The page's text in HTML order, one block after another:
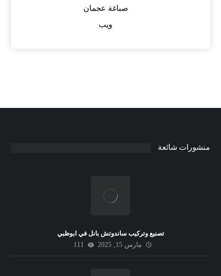
صباغة عجمان
ويب
منشورات شائعة
تصنيع وتركيب ساندوتش بانل في ابوظبي
مارس 15, 2025
111